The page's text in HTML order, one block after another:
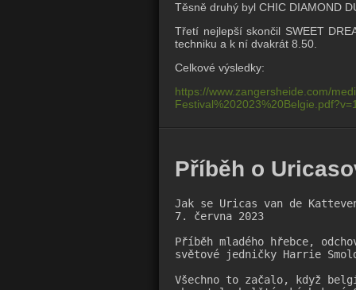
Těsně druhý byl CHIC DIAMOND
Třetí nejlepší skončil SWEET
techniku a k ní dvakrát 8.50.
Celkové výsledky:
https://www.zangersheide.com/
Příběh o
Jak se Uricas van de
7. června 2023
Příběh mladého hřebce,
světové jedničky Harrie
Všechno to začalo, když